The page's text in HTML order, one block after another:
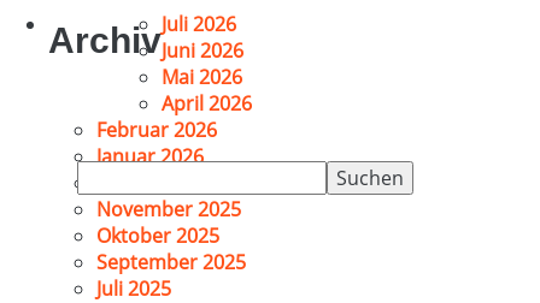
nach:
ArchivJuli 2026
Juni 2026
Mai 2026
April 2026
Februar 2026
Januar 2026
November 2025
Oktober 2025
September 2025
Juli 2025